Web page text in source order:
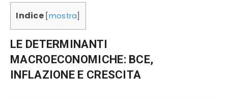
Indice [mostra
LE DETERMINANTI
MACROECONOMICHE: BCE,
INFLAZIONE E CRESCITA